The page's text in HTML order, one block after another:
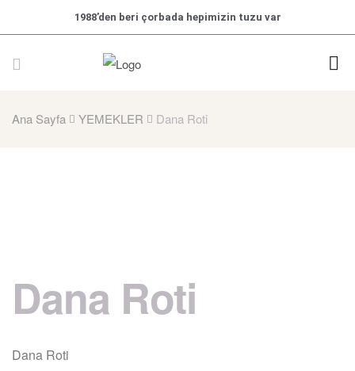
1988’den beri çorbada hepimizin tuzu var
Ana Sayfa YEMEKLER Dana Roti
Dana Roti
Dana Roti